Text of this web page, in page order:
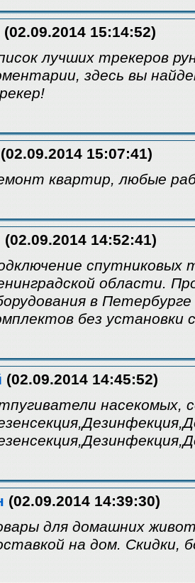
(02.09.2014 15:14:52)
лучших трекеров
здесь вы
(02.09.2014 15:07:41)
квартир, любые
(02.09.2014 14:52:41)
спутниковых
области.
в
без установки
(02.09.2014 14:45:52)
насекомых,
(02.09.2014 14:39:30)
для домашних
на дом. Скидки,